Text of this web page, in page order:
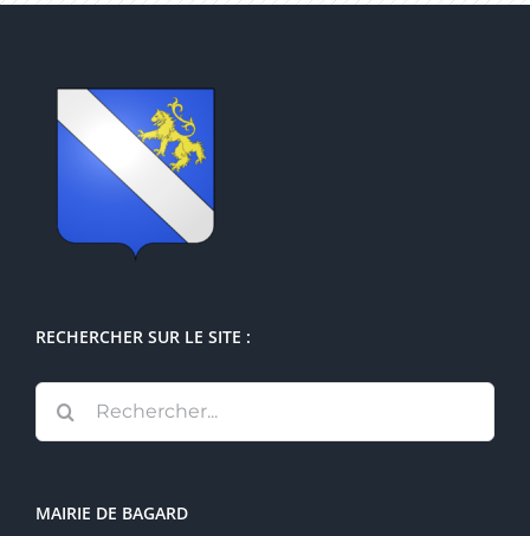
RECHERCHER SUR LE SITE :
MAIRIE DE BAGARD